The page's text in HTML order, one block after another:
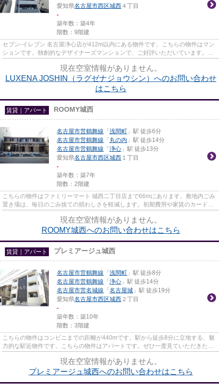
愛知県名古屋市西区城西 ４丁目
-
築年数：築4年
階数：9階建
セブン‐イレブン 名古屋浄心店が412m以内にある物件です。こちらの物件はマン
ションです。独創的なデザイナーズマンションで、ご好評いただいています。共
現在空室情報がありません。
LUXENA JOSHIN（ラグゼナジョウシン）へのお問い合わせ
はこちら
賃貸｜アパート ROOMY城西
名古屋市営鶴舞線 「 浅間町 」駅 徒歩6分
名古屋市営鶴舞線 「 丸の内 」駅 徒歩14分
名古屋市営鶴舞線 「 浄心 」駅 徒歩13分
愛知県名古屋市西区城西 １丁目
-
築年数：築7年
階数：2階建
こちらの物件はファミリーマート 城西二丁目店まで66mにあります。敷地内ごみ
置き場は、毎日のごみ捨ての煩わしさを軽減します。初期費用や家賃のカード決
現在空室情報がありません。
ROOMY城西へのお問い合わせはこちら
賃貸｜アパート プレミアージュ城西
名古屋市営鶴舞線 「 浅間町 」駅 徒歩8分
名古屋市営鶴舞線 「 浄心 」駅 徒歩14分
名古屋市営名城線 「 名古屋城 」駅 徒歩19分
愛知県名古屋市西区城西 ２丁目
-
築年数：築10年
階数：3階建
こちらの物件はコンビニまでの距離が440mです。駅から徒歩8分に立地する、魅
力的な駅近物件です。こちらの物件はアパートです。ぜひ一度見ていただきた
現在空室情報がありません。
プレミアージュ城西へのお問い合わせはこちら